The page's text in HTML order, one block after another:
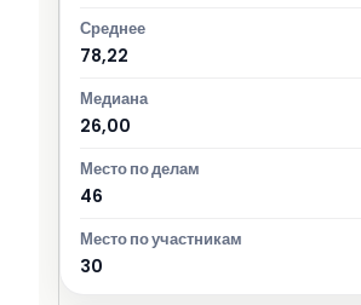
78,22
26,00
46
30